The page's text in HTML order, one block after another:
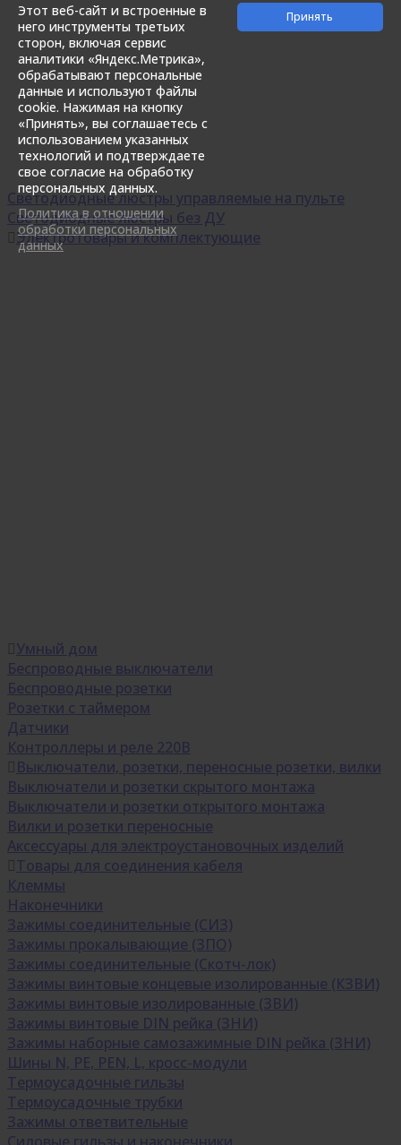
Светодиодные люстры управляемые на пульте
Светодиодные люстры без ДУ
Электротовары и комплектующие
Умный дом
Беспроводные выключатели
Беспроводные розетки
Розетки с таймером
Датчики
Контроллеры и реле 220В
Выключатели, розетки, переносные розетки, вилки
Выключатели и розетки скрытого монтажа
Выключатели и розетки открытого монтажа
Вилки и розетки переносные
Аксессуары для электроустановочных изделий
Товары для соединения кабеля
Клеммы
Наконечники
Зажимы соединительные (СИЗ)
Зажимы прокалывающие (ЗПО)
Зажимы соединительные (Скотч-лок)
Зажимы винтовые концевые изолированные (КЗВИ)
Зажимы винтовые изолированные (ЗВИ)
Зажимы винтовые DIN рейка (ЗНИ)
Зажимы наборные самозажимные DIN рейка (ЗНИ)
Шины N, PE, PEN, L, кросс-модули
Термоусадочные гильзы
Термоусадочные трубки
Зажимы ответвительные
Этот веб-сайт и встроенные в
него инструменты третьих
сторон, включая сервис
аналитики «Яндекс.Метрика»,
обрабатывают персональные
данные и используют файлы
cookie. Нажимая на кнопку
«Принять», вы соглашаетесь с
использованием указанных
технологий и подтверждаете
свое согласие на обработку
персональных данных.
Политика в отношении
обработки персональных
данных